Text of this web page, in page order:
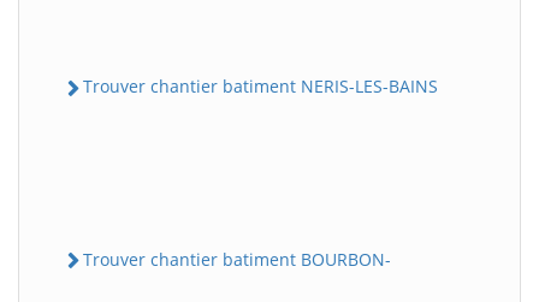
Trouver chantier batiment NERIS-LES-BAINS
Trouver chantier batiment BOURBON-